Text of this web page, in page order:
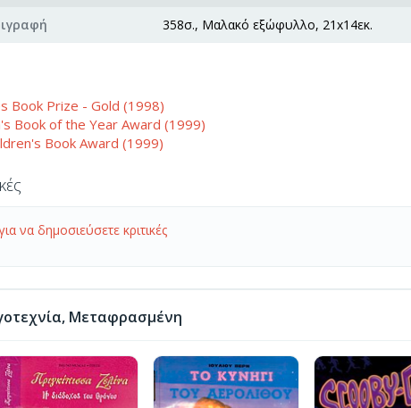
358σ., Μαλακό εξώφυλλο, 21x14εκ.
Book Prize - Gold (1998)
Book of the Year Award (1999)
Book Award (1999)
να δημοσιεύσετε κριτικές
Μεταφρασμένη